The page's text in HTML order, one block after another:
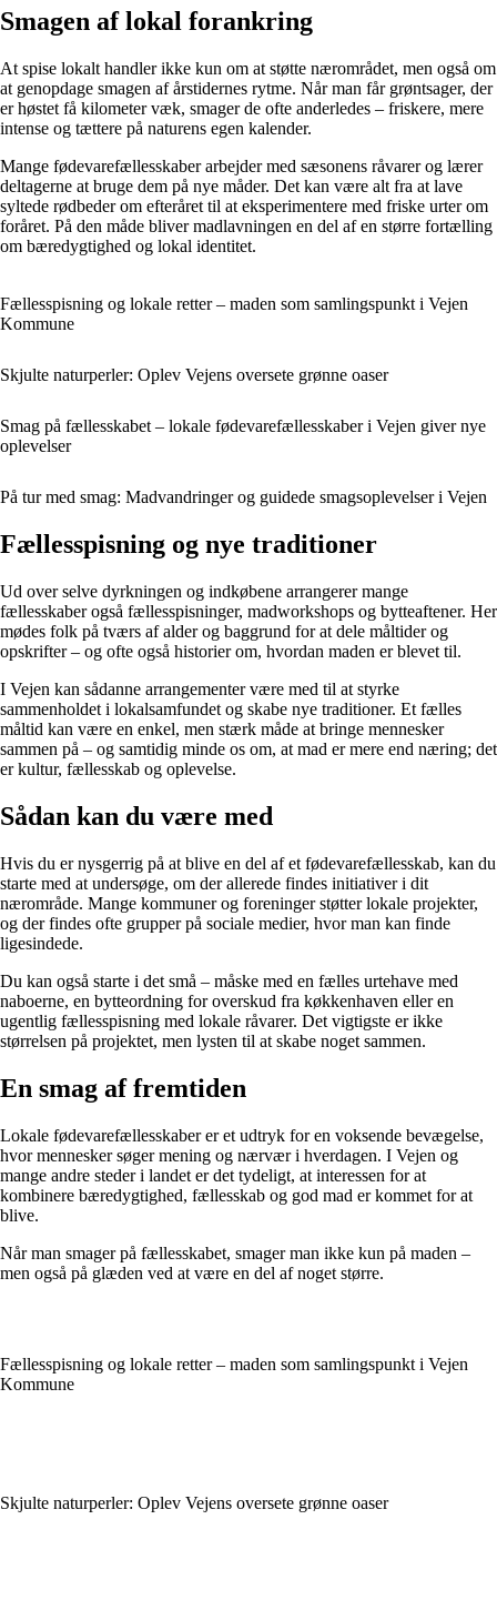
Smagen af lokal forankring
At spise lokalt handler ikke kun om at støtte nærområdet, men også om
at genopdage smagen af årstidernes rytme. Når man får grøntsager, der
er høstet få kilometer væk, smager de ofte anderledes – friskere, mere
intense og tættere på naturens egen kalender.
Mange fødevarefællesskaber arbejder med sæsonens råvarer og lærer
deltagerne at bruge dem på nye måder. Det kan være alt fra at lave
syltede rødbeder om efteråret til at eksperimentere med friske urter om
foråret. På den måde bliver madlavningen en del af en større fortælling
om bæredygtighed og lokal identitet.
Fællesspisning og lokale retter – maden som samlingspunkt i Vejen
Kommune
Skjulte naturperler: Oplev Vejens oversete grønne oaser
Smag på fællesskabet – lokale fødevarefællesskaber i Vejen giver nye
oplevelser
På tur med smag: Madvandringer og guidede smagsoplevelser i Vejen
Fællesspisning og nye traditioner
Ud over selve dyrkningen og indkøbene arrangerer mange
fællesskaber også fællesspisninger, madworkshops og bytteaftener. Her
mødes folk på tværs af alder og baggrund for at dele måltider og
opskrifter – og ofte også historier om, hvordan maden er blevet til.
I Vejen kan sådanne arrangementer være med til at styrke
sammenholdet i lokalsamfundet og skabe nye traditioner. Et fælles
måltid kan være en enkel, men stærk måde at bringe mennesker
sammen på – og samtidig minde os om, at mad er mere end næring; det
er kultur, fællesskab og oplevelse.
Sådan kan du være med
Hvis du er nysgerrig på at blive en del af et fødevarefællesskab, kan du
starte med at undersøge, om der allerede findes initiativer i dit
nærområde. Mange kommuner og foreninger støtter lokale projekter,
og der findes ofte grupper på sociale medier, hvor man kan finde
ligesindede.
Du kan også starte i det små – måske med en fælles urtehave med
naboerne, en bytteordning for overskud fra køkkenhaven eller en
ugentlig fællesspisning med lokale råvarer. Det vigtigste er ikke
størrelsen på projektet, men lysten til at skabe noget sammen.
En smag af fremtiden
Lokale fødevarefællesskaber er et udtryk for en voksende bevægelse,
hvor mennesker søger mening og nærvær i hverdagen. I Vejen og
mange andre steder i landet er det tydeligt, at interessen for at
kombinere bæredygtighed, fællesskab og god mad er kommet for at
blive.
Når man smager på fællesskabet, smager man ikke kun på maden –
men også på glæden ved at være en del af noget større.
Fællesspisning og lokale retter – maden som samlingspunkt i Vejen
Kommune
Skjulte naturperler: Oplev Vejens oversete grønne oaser